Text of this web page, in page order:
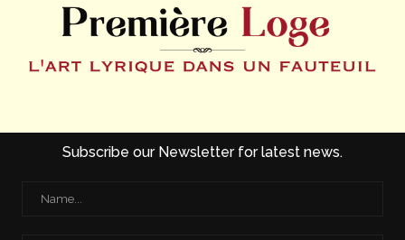
Subscribe our Newsletter for latest news.